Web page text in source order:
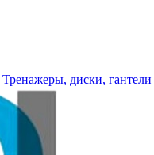
Тренажеры, диски, гантели